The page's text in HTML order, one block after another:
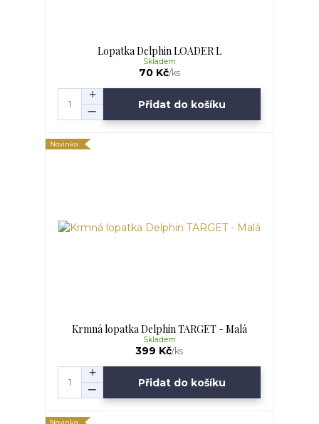
Lopatka Delphin LOADER L
70 Kč/ks
Skladem
Přidat do košíku
Novinka
Krmná lopatka Delphin TARGET - Malá
399 Kč/ks
Skladem
Přidat do košíku
Novinka